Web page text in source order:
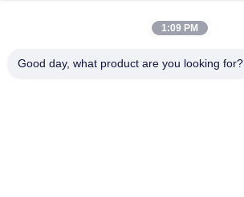
Σχετικά με εμάς
1:09 PM
Good day, what product are you looking for?